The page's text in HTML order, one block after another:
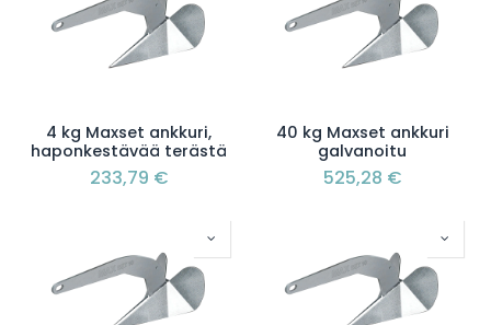
4 kg Maxset ankkuri,
haponkestävää terästä
233,79 €
40 kg Maxset ankkuri
galvanoitu
525,28 €